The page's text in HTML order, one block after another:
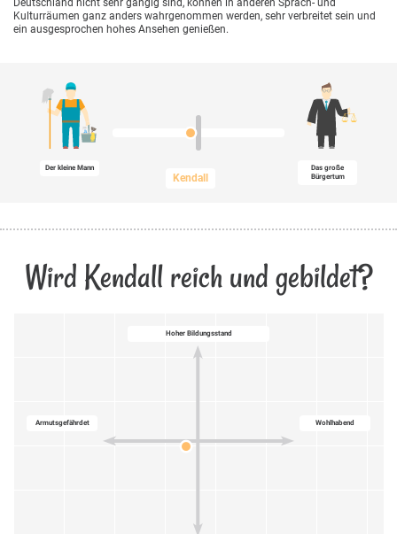
Deutschland nicht sehr gängig sind, können in anderen Sprach- und
Kulturräumen ganz anders wahrgenommen werden, sehr verbreitet sein und
ein ausgesprochen hohes Ansehen genießen.
Der kleine Mann
Kendall
Das große
Bürgertum
Wird Kendall reich und gebildet?
Hoher Bildungsstand
Wohlhabend
Armutsgefährdet